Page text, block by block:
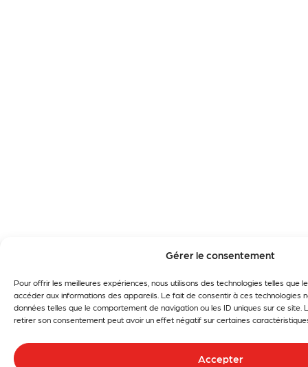
Gérer le consentement
Pour offrir les meilleures expériences, nous utilisons des technologies telles que
accéder aux informations des appareils. Le fait de consentir à ces technologies
données telles que le comportement de navigation ou les ID uniques sur ce site.
retirer son consentement peut avoir un effet négatif sur certaines
Accepter